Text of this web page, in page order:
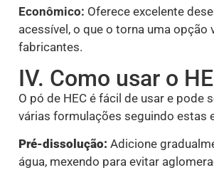
Econômico: Oferece excelente
acessível, o que o torna uma opção
fabricantes.
IV. Como usar o
O pó de HEC é fácil de usar e pode
várias formulações seguindo estas
Pré-dissolução: Adicione
água, mexendo para evitar